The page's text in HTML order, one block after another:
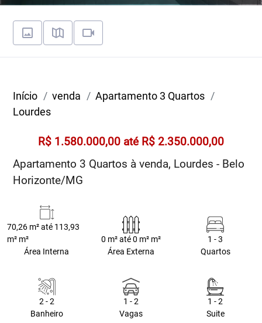
Início venda
Apartamento 3 Quartos
Lourdes
R$ 1.580.000,00 até R$ 2.350.000,00
Apartamento 3 Quartos à venda, Lourdes - Belo
Horizonte/MG
70,26 m² até 113,93
m² m²
Área Interna
0 m² até 0 m² m²
Área Externa
1 - 3
Quartos
2 - 2
Banheiro
1 - 2
Vagas
1 - 2
Suite